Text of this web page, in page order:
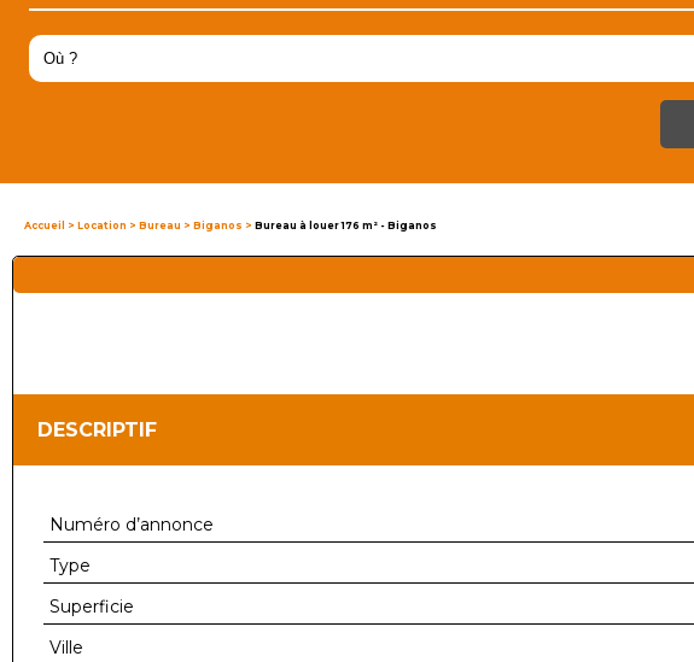
Accueil > Location > Bureau > Biganos > Bureau à louer 176 m² - Biganos
DESCRIPTIF
Numéro d’annonce
Type
Superficie
Ville